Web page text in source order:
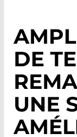
DE
UNE